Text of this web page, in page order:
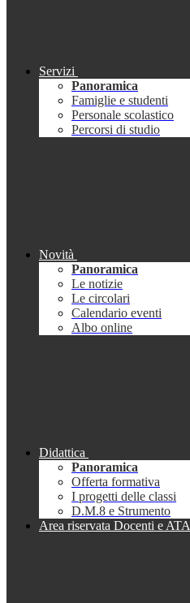
Servizi
Panoramica
Famiglie e studenti
Personale scolastico
Percorsi di studio
Novità
Panoramica
Le notizie
Le circolari
Calendario eventi
Albo online
Didattica
Panoramica
Offerta formativa
I progetti delle classi
D.M.8 e Strumento
Area riservata Docenti e ATA